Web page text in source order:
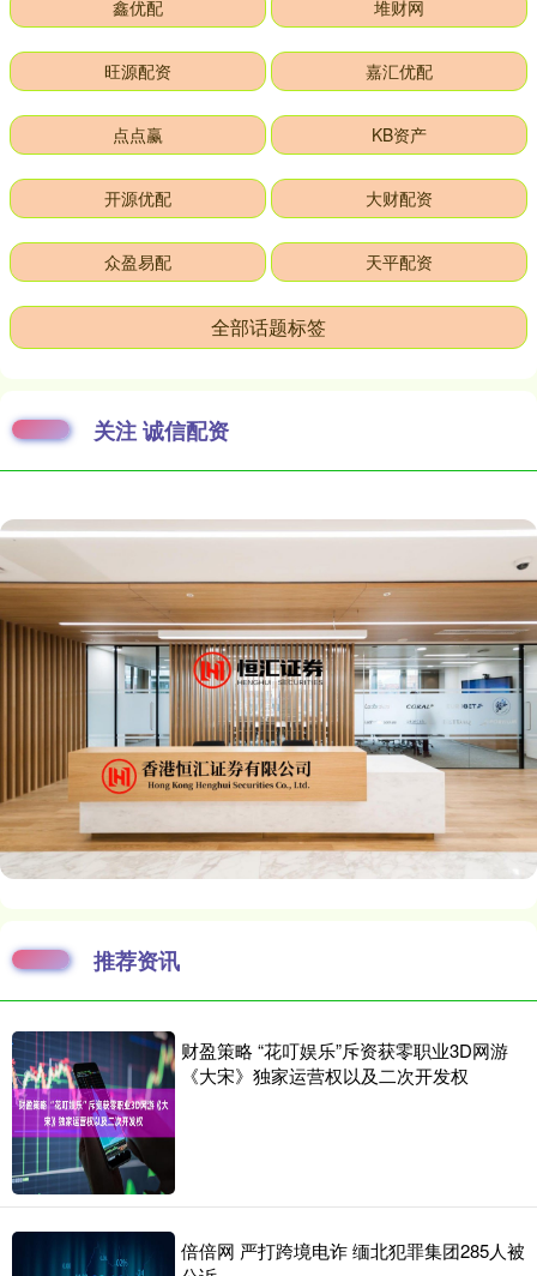
鑫优配 堆财网
旺源配资 嘉汇优配
点点赢 KB资产
开源优配 大财配资
众盈易配 天平配资
全部话题标签
关注 诚信配资
推荐资讯
财盈策略 “花叮娱乐”斥资获零职业3D网游
《大宋》独家运营权以及二次开发权
倍倍网 严打跨境电诈 缅北犯罪集团285人被